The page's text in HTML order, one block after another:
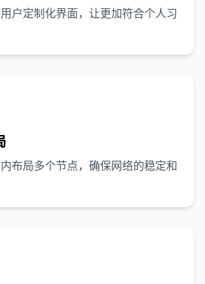
户定制化界面，让更加符合个人习
布局多个节点，确保网络的稳定和